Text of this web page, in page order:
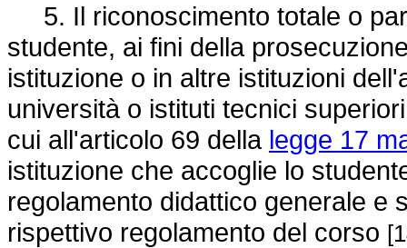
5. Il riconoscimento totale o
studente, ai fini della
istituzione o in altre istituzioni
università o istituti tecnici
cui all'articolo 69 della legge 17
istituzione che accoglie lo
regolamento didattico generale e
rispettivo regolamento del corso